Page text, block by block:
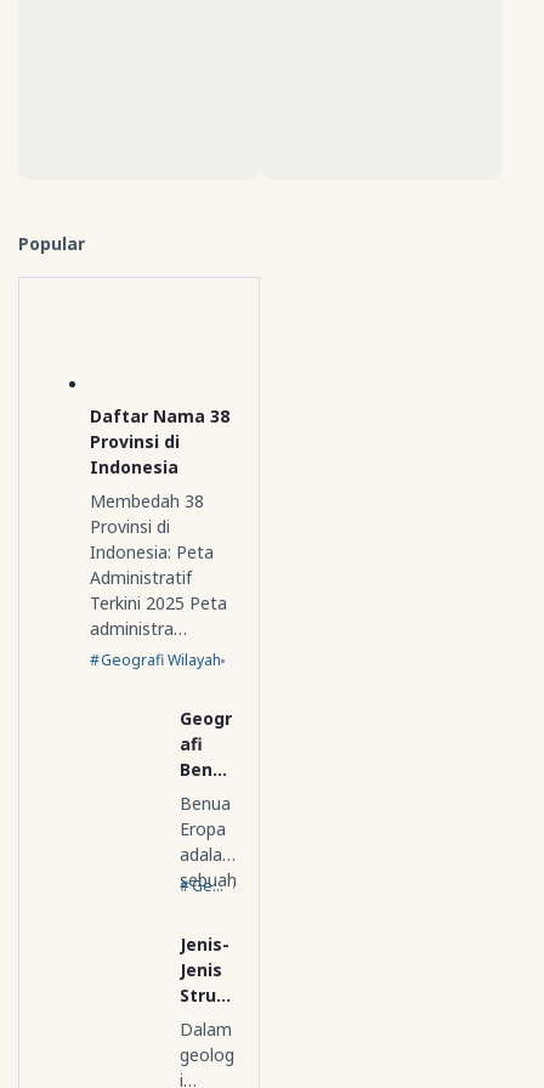
Popular
Daftar Nama 38
Provinsi di
Indonesia
Membedah 38
Provinsi di
Indonesia: Peta
Administratif
Terkini 2025 Peta
administra…
Geografi Wilayah
Geogr
afi
Benua
Eropa
Benua
Eropa
adalah
sebuah
yang
bera…
Geografi Regional Dunia
Jenis-
Jenis
Strukt
ur
Geolo
gi
Dalam
geolog
i